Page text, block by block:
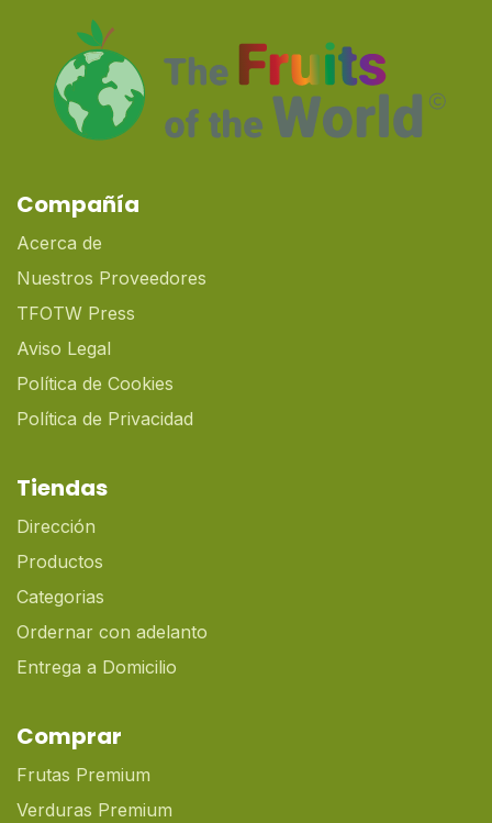
Compañía
Acerca de
Nuestros Proveedores
TFOTW Press
Aviso Legal
Política de Cookies
Política de Privacidad
Tiendas
Dirección
Productos
Categorias
Ordernar con adelanto
Entrega a Domicilio
Comprar
Frutas Premium
Verduras Premium